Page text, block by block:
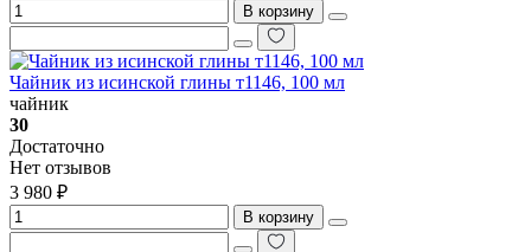
В корзину
Чайник из исинской глины т1146, 100 мл
чайник
30
Достаточно
Нет отзывов
3 980 ₽
В корзину